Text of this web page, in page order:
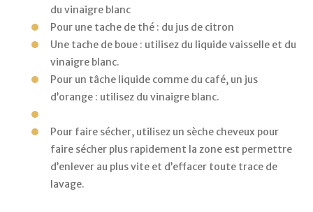
du vinaigre blanc
Pour une tache de thé : du jus de citron
Une tache de boue : utilisez du liquide vaisselle et du
vinaigre blanc.
Pour un tâche liquide comme du café, un jus
d’orange : utilisez du vinaigre blanc.
Pour faire sécher, utilisez un sèche cheveux pour
faire sécher plus rapidement la zone est permettre
d’enlever au plus vite et d’effacer toute trace de
lavage.